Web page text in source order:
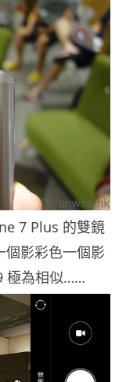
7 Plus 的雙鏡
個影彩色一個影
極為相似……